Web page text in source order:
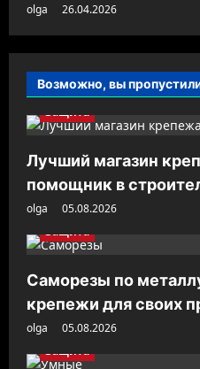
olga 26.04.2026
Возможно, вы
Защита
Лучший магазин
помощник в
olga
05.08.2026
Защита
Саморезы по
крепежи для своих
olga
05.08.2026
Защита